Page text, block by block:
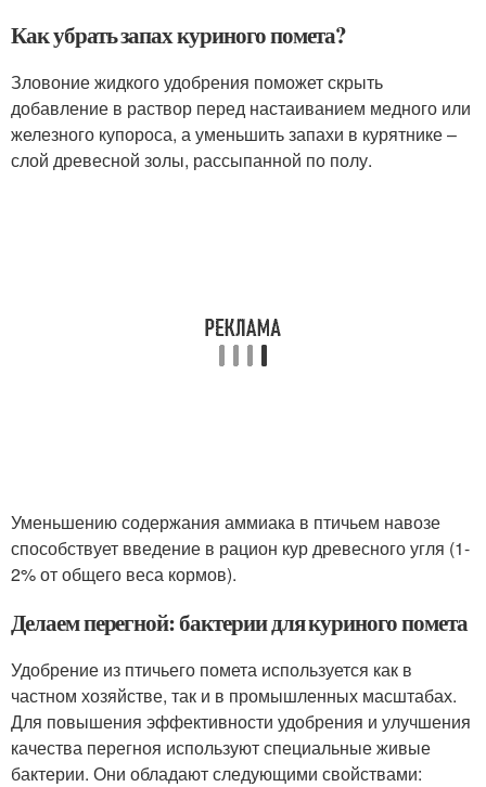
Как убрать запах куриного помета?
Зловоние жидкого удобрения поможет скрыть
добавление в раствор перед настаиванием медного или
железного купороса, а уменьшить запахи в курятнике –
слой древесной золы, рассыпанной по полу.
Уменьшению содержания аммиака в птичьем навозе
способствует введение в рацион кур древесного угля (1-
2% от общего веса кормов).
Делаем перегной: бактерии для куриного помета
Удобрение из птичьего помета используется как в
частном хозяйстве, так и в промышленных масштабах.
Для повышения эффективности удобрения и улучшения
качества перегноя используют специальные живые
бактерии. Они обладают следующими свойствами: